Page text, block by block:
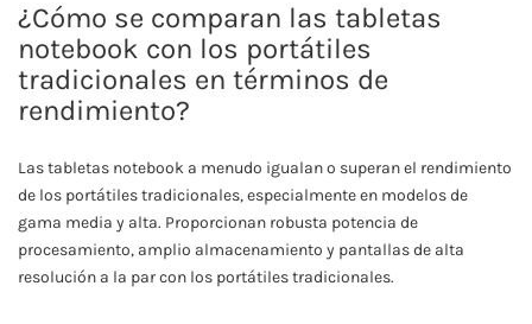
¿Cómo se comparan las tabletas
notebook con los portátiles
tradicionales en términos de
rendimiento?
Las tabletas notebook a menudo igualan o superan el rendimiento
de los portátiles tradicionales, especialmente en modelos de
gama media y alta. Proporcionan robusta potencia de
procesamiento, amplio almacenamiento y pantallas de alta
resolución a la par con los portátiles tradicionales.